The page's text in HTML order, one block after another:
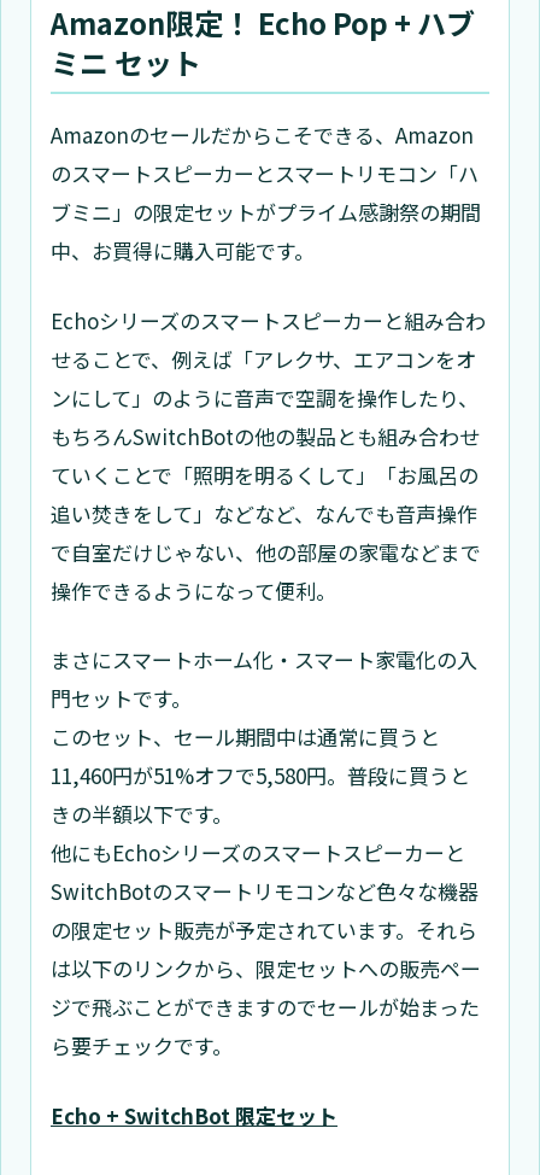
Amazon限定！ Echo Pop + ハブ
ミニ セット
Amazonのセールだからこそできる、Amazon
のスマートスピーカーとスマートリモコン「ハ
ブミニ」の限定セットがプライム感謝祭の期間
中、お買得に購入可能です。
Echoシリーズのスマートスピーカーと組み合わ
せることで、例えば「アレクサ、エアコンをオ
ンにして」のように音声で空調を操作したり、
もちろんSwitchBotの他の製品とも組み合わせ
ていくことで「照明を明るくして」「お風呂の
追い焚きをして」などなど、なんでも音声操作
で自室だけじゃない、他の部屋の家電などまで
操作できるようになって便利。
まさにスマートホーム化・スマート家電化の入
門セットです。
このセット、セール期間中は通常に買うと
11,460円が51%オフで5,580円。普段に買うと
きの半額以下です。
他にもEchoシリーズのスマートスピーカーと
SwitchBotのスマートリモコンなど色々な機器
の限定セット販売が予定されています。それら
は以下のリンクから、限定セットへの販売ペー
ジで飛ぶことができますのでセールが始まった
ら要チェックです。
Echo + SwitchBot 限定セット